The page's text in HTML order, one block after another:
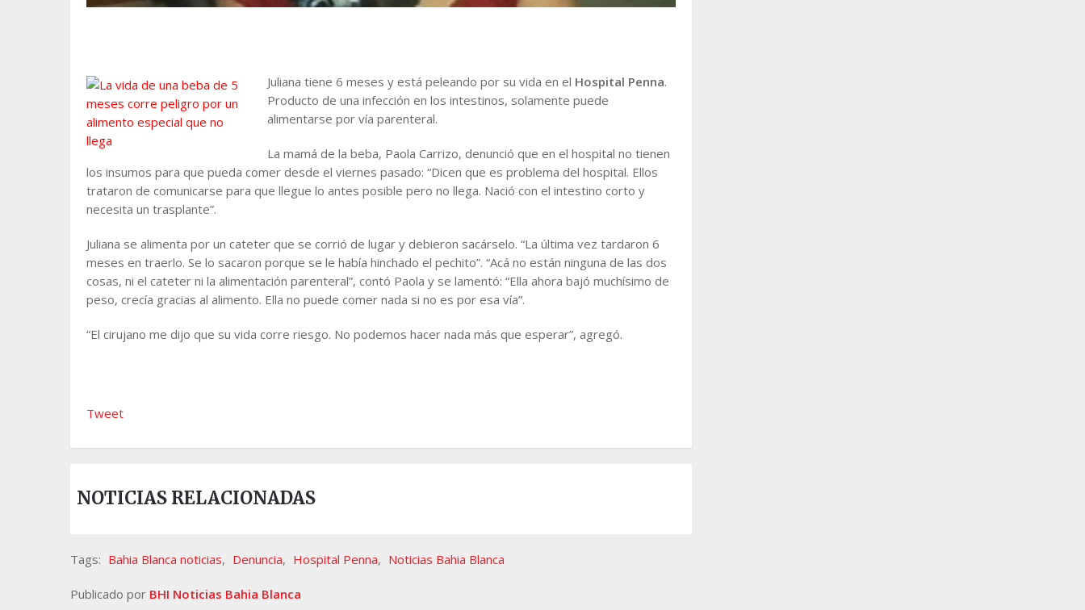
Juliana tiene 6 meses y está peleando por su vida en el Hospital Penna.
Producto de una infección en los intestinos, solamente puede
alimentarse por vía parenteral.
La mamá de la beba, Paola Carrizo, denunció que en el hospital no tienen
los insumos para que pueda comer desde el viernes pasado: “Dicen que es problema del hospital. Ellos
trataron de comunicarse para que llegue lo antes posible pero no llega. Nació con el intestino corto y
necesita un trasplante”.
Juliana se alimenta por un cateter que se corrió de lugar y debieron sacárselo. “La última vez tardaron 6
meses en traerlo. Se lo sacaron porque se le había hinchado el pechito”. “Acá no están ninguna de las dos
cosas, ni el cateter ni la alimentación parenteral”, contó Paola y se lamentó: “Ella ahora bajó muchísimo de
peso, crecía gracias al alimento. Ella no puede comer nada si no es por esa vía”.
“El cirujano me dijo que su vida corre riesgo. No podemos hacer nada más que esperar”, agregó.
Tweet
NOTICIAS RELACIONADAS
Tags: Bahia Blanca noticias, Denuncia, Hospital Penna, Noticias Bahia Blanca
Publicado por BHI Noticias Bahia Blanca